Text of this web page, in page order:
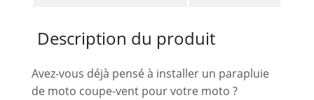
Description du produit
Avez-vous déjà pensé à installer un parapluie
de moto coupe-vent pour votre moto ?